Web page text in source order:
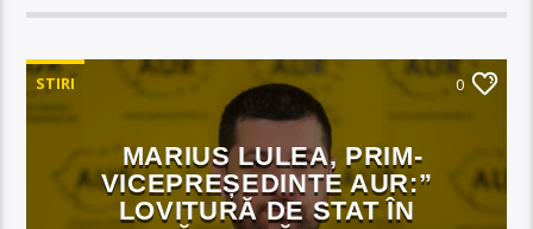
STIRI 0
MARIUS LULEA, PRIM-
VICEPREȘEDINTE AUR:”
LOVITURĂ DE STAT ÎN